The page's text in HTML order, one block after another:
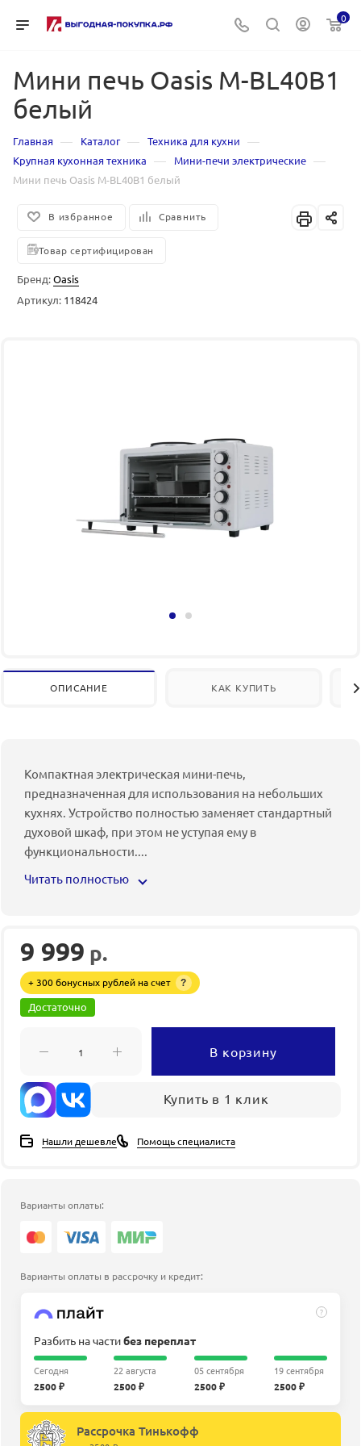
0
Мини печь Oasis M-BL40B1
белый
Главная — Каталог — Техника для кухни —
Крупная кухонная техника — Мини-печи электрические —
Мини печь Oasis M-BL40B1 белый
В избранное Сравнить
Товар сертифицирован
Бренд:Oasis
Артикул: 118424
ОПИСАНИЕ КАК КУПИТЬ
Компактная электрическая мини-печь,
предназначенная для использования на небольших
кухнях. Устройство полностью заменяет стандартный
духовой шкаф, при этом не уступая ему в
функциональности....
Читать полностью
9 999 р.
+ 300 бонусных рублей на счет ?
Достаточно
В корзину
Купить в 1 клик
Нашли дешевле Помощь специалиста
Варианты оплаты:
Варианты оплаты в рассрочку и кредит:
?
Разбить на частибез переплат
Сегодня
2500 ₽
22 августа
2500 ₽
05 сентября
2500 ₽
19 сентября
2500 ₽
Рассрочка Тинькофф